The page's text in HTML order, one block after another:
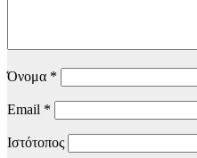
Όνομα *
Email *
Ιστότοπος